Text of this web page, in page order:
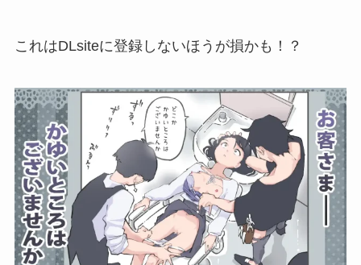
これはDLsiteに登録しないほうが損かも！？